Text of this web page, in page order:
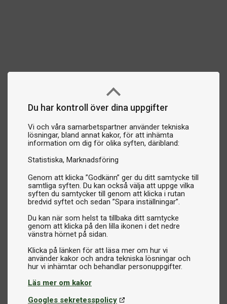
Du har kontroll över dina uppgifter
Vi och våra samarbetspartner använder tekniska
lösningar, bland annat kakor, för att inhämta
information om dig för olika syften, däribland:
Statistiska Marknadsföring
Genom att klicka ”Godkänn” ger du ditt samtycke till
samtliga syften. Du kan också välja att uppge vilka
syften du samtycker till genom att klicka i rutan
bredvid syftet och sedan ”Spara inställningar”.
Du kan när som helst ta tillbaka ditt samtycke
genom att klicka på den lilla ikonen i det nedre
vänstra hörnet på sidan.
Klicka på länken för att läsa mer om hur vi
använder kakor och andra tekniska lösningar och
Läs mer om kakor
Googles sekretesspolicy